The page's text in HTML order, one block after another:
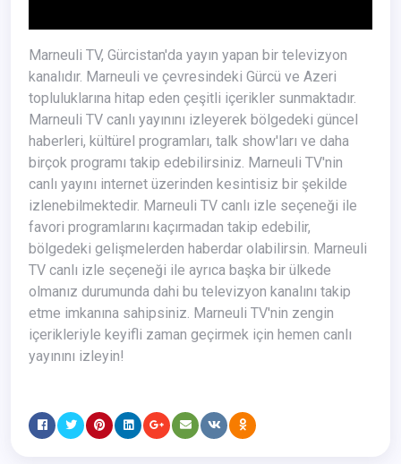
Marneuli TV, Gürcistan'da yayın yapan bir televizyon
kanalıdır. Marneuli ve çevresindeki Gürcü ve Azeri
topluluklarına hitap eden çeşitli içerikler sunmaktadır.
Marneuli TV canlı yayınını izleyerek bölgedeki güncel
haberleri, kültürel programları, talk show'ları ve daha
birçok programı takip edebilirsiniz. Marneuli TV'nin
canlı yayını internet üzerinden kesintisiz bir şekilde
izlenebilmektedir. Marneuli TV canlı izle seçeneği ile
favori programlarını kaçırmadan takip edebilir,
bölgedeki gelişmelerden haberdar olabilirsin. Marneuli
TV canlı izle seçeneği ile ayrıca başka bir ülkede
olmanız durumunda dahi bu televizyon kanalını takip
etme imkanına sahipsiniz. Marneuli TV'nin zengin
içerikleriyle keyifli zaman geçirmek için hemen canlı
yayınını izleyin!